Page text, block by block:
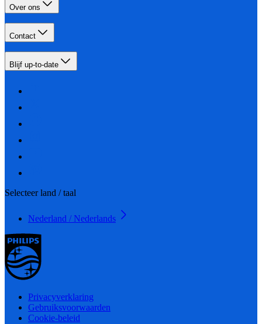
Over ons
Contact
Blijf up-to-date
Selecteer land / taal
Nederland / Nederlands
Privacyverklaring
Gebruiksvoorwaarden
Cookie-beleid